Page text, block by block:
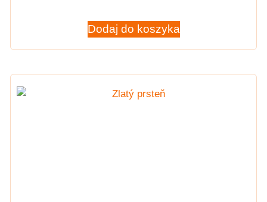
Dodaj do koszyka